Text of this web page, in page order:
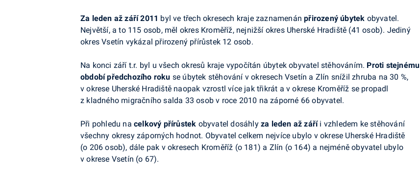
Za leden až září 2011 byl ve třech okresech kraje zaznamenánpřirozený úbytek obyvatel.
Největší, a to 115 osob, měl okres Kroměříž, nejnižší okres Uherské Hradiště (41 osob). Jediný
okres Vsetín vykázal přirozený přírůstek 12 osob.
Na konci září t.r. byl u všech okresů kraje vypočítán úbytek obyvatel stěhováním. Proti stejnému
období předchozího roku se úbytek stěhování v okresech Vsetín a Zlín snížil zhruba na 30 %,
v okrese Uherské Hradiště naopak vzrostl více jak třikrát a v okrese Kroměříž se propadl
z kladného migračního salda 33 osob v roce 2010 na záporné 66 obyvatel.
Při pohledu na celkový přírůstek obyvatel dosáhlyza leden až záříi vzhledem ke stěhování
všechny okresy záporných hodnot. Obyvatel celkem nejvíce ubylo v okrese Uherské Hradiště
(o 206 osob), dále pak v okresech Kroměříž (o 181) a Zlín (o 164) a nejméně obyvatel ubylo
v okrese Vsetín (o 67).